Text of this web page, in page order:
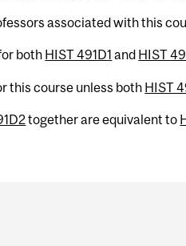
associated with this
both HIST 491D1 and HIST
this course unless both HIST
together are equivalent to